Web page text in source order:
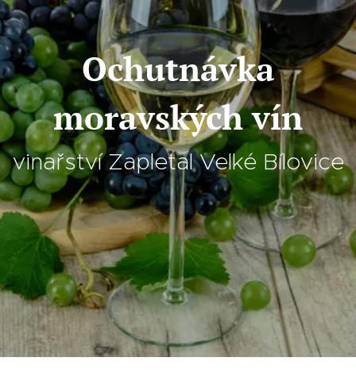
Ochutnávka
moravských vín
vinařství Zapletal Velké Bílovice